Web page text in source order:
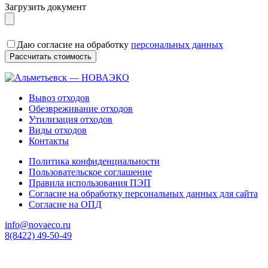
Загрузить документ
Даю согласие на обработку персональных данных
Вывоз отходов
Обезвреживание отходов
Утилизация отходов
Виды отходов
Контакты
Политика конфиденциальности
Пользовательское соглашение
Правила использования ПЭП
Согласие на обработку персональных данных для сайта
Согласие на ОПД
info@novaeco.ru
8(8422) 49-50-49